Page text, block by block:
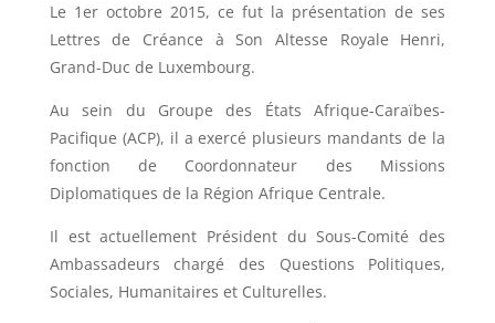
Le 1er octobre 2015, ce fut la présentation de ses
Lettres de Créance à Son Altesse Royale Henri,
Grand-Duc de Luxembourg.
Au sein du Groupe des États Afrique-Caraïbes-
Pacifique (ACP), il a exercé plusieurs mandants de la
fonction de Coordonnateur des Missions
Diplomatiques de la Région Afrique Centrale.
Il est actuellement Président du Sous-Comité des
Ambassadeurs chargé des Questions Politiques,
Sociales, Humanitaires et Culturelles.